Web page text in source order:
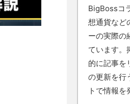
BigBossコ
想通貨など
ーの実際の
ています。
的に記事を
の更新を行
トで情報を